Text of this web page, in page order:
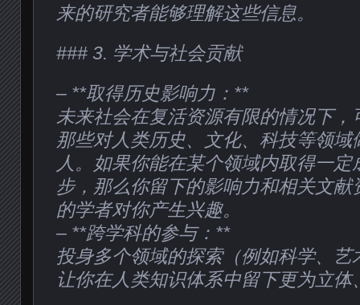
来的研究者能够理解这些信息。
### 3. 学术与社会贡献
– **取得历史影响力：**
未来社会在复活资源有限的情况下
那些对人类历史、文化、科技等领域
人。如果你能在某个领域内取得一
步，那么你留下的影响力和相关文献
的学者对你产生兴趣。
– **跨学科的参与：**
投身多个领域的探索（例如科学、艺
让你在人类知识体系中留下更为立体